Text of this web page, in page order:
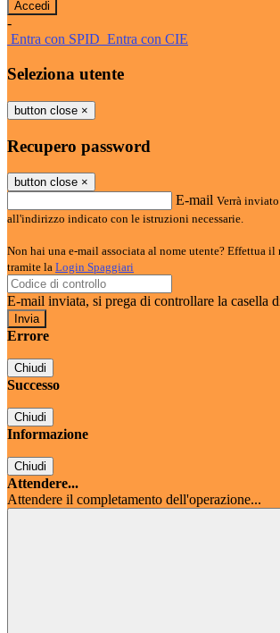
-
Entra con SPID Entra con CIE
Seleziona utente
button close ×
Recupero password
button close ×
E-mail Verrà
all'indirizzo indicato con le istruzioni necessarie.
Non hai una e-mail associata al nome utente? Effettua il
tramite la Login Spaggiari
E-mail inviata, si prega di controllare la casella
Errore
Chiudi
Successo
Chiudi
Informazione
Chiudi
Attendere...
Attendere il completamento dell'operazione...